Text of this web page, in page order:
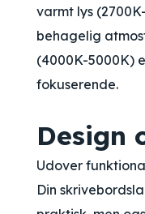
varmt lys
behagelig
(4000K-5000K)
fokuserende.
Design
Udover
Din